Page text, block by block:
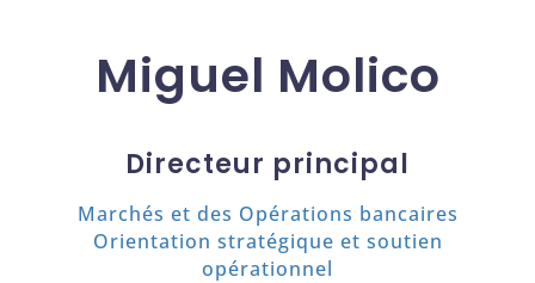
Miguel Molico
Directeur principal
Marchés et des Opérations bancaires
Orientation stratégique et soutien
opérationnel